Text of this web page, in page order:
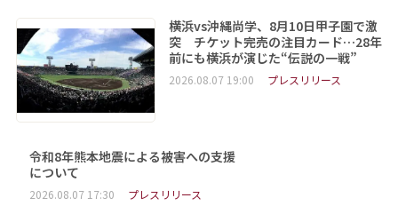
横浜vs沖縄尚学、8月10日甲子園で激
突 チケット完売の注目カード…28年
前にも横浜が演じた“伝説の一戦”
2026.08.07 19:00 プレスリリース
令和8年熊本地震による被害への支援
について
2026.08.07 17:30 プレスリリース